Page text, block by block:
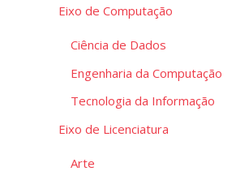
Eixo de Computação
Ciência de Dados
Engenharia da Computação
Tecnologia da Informação
Eixo de Licenciatura
Arte